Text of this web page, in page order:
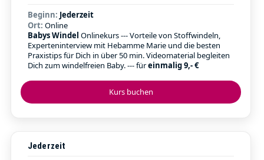
Kurs buchen
Beginn: Jederzeit
Ort: Online
Babys Windel Onlinekurs --- Vorteile von Stoffwindeln,
Experteninterview mit Hebamme Marie und die besten
Praxistips für Dich in über 50 min. Videomaterial begleiten
Dich zum windelfreien Baby. --- füreinmalig 9,- €
Jederzeit